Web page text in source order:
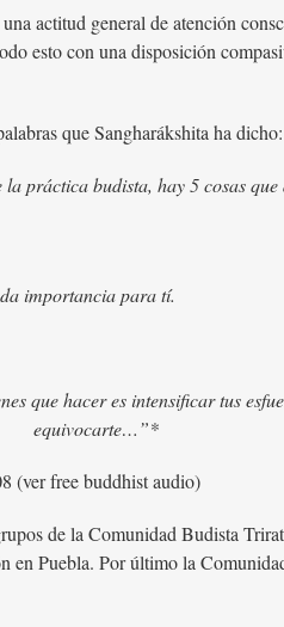
actitud general de atención
esto con una disposición
que Sangharákshita ha dicho:
práctica budista, hay 5 cosas
importancia para tí.
hacer es intensificar tus
equivocarte…”*
(ver free buddhist audio)
de la Comunidad Budista
Puebla. Por último la